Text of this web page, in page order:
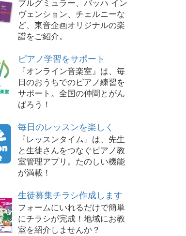
ブルグミュラー、バッハ イン
ヴェンション、チェルニーな
ど、東音企画オリジナルの楽
譜をご紹介。
ピアノ学習をサポート
『オンライン音楽室』は、毎
日のおうちでのピアノ練習を
サポート。全国の仲間とがん
ばろう！
毎日のレッスンを楽しく
『レッスンタイム』は、先生
と生徒さんをつなぐピアノ教
室管理アプリ。たのしい機能
が満載！
生徒募集チラシ作成します
フォームにいれるだけで簡単
にチラシが完成！地域にお教
室を紹介しませんか？